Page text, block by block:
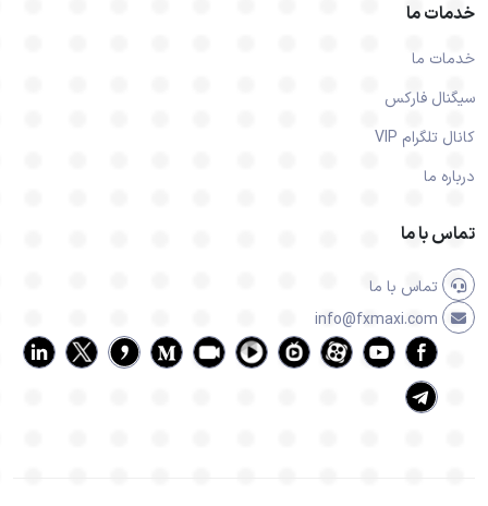
خدمات ما
خدمات ما
سیگنال فارکس
کانال تلگرام VIP
درباره ما
تماس با ما
تماس با ما